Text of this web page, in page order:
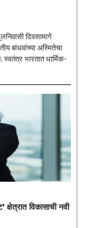
दिवसामागे
बांधवांच्या अस्मितेचा
विकासाची नवी